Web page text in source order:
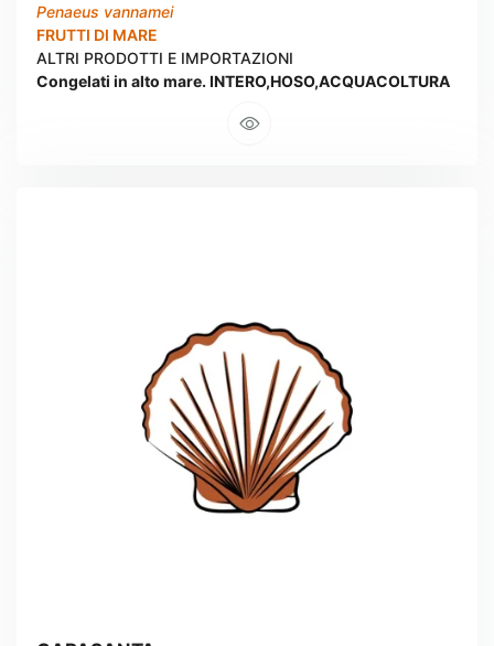
Penaeus vannamei
FRUTTI DI MARE
ALTRI PRODOTTI E IMPORTAZIONI
Congelati in alto mare. INTERO,HOSO,ACQUACOLTURA